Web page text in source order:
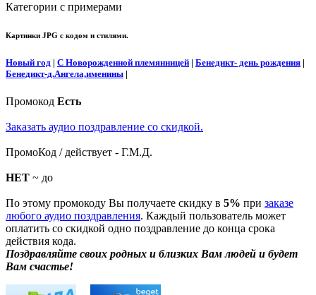
Категории с примерами
Картинки JPG с кодом и стилями.
Новый год | С Новорожденной племянницей | Бенедикт- день рождения |
Бенедикт-д.Ангела,именины |
Промокод Есть
Заказать аудио поздравление со скидкой.
ПромоКод / действует - Г.М.Д.
НЕТ ~ до
По этому промокоду Вы получаете скидку в 5% при заказе
любого аудио поздравления. Каждый пользователь может
оплатить со скидкой одно поздравление до конца срока
действия кода.
Поздравляйте своих родных и близких Вам людей и будет
Вам счастье!